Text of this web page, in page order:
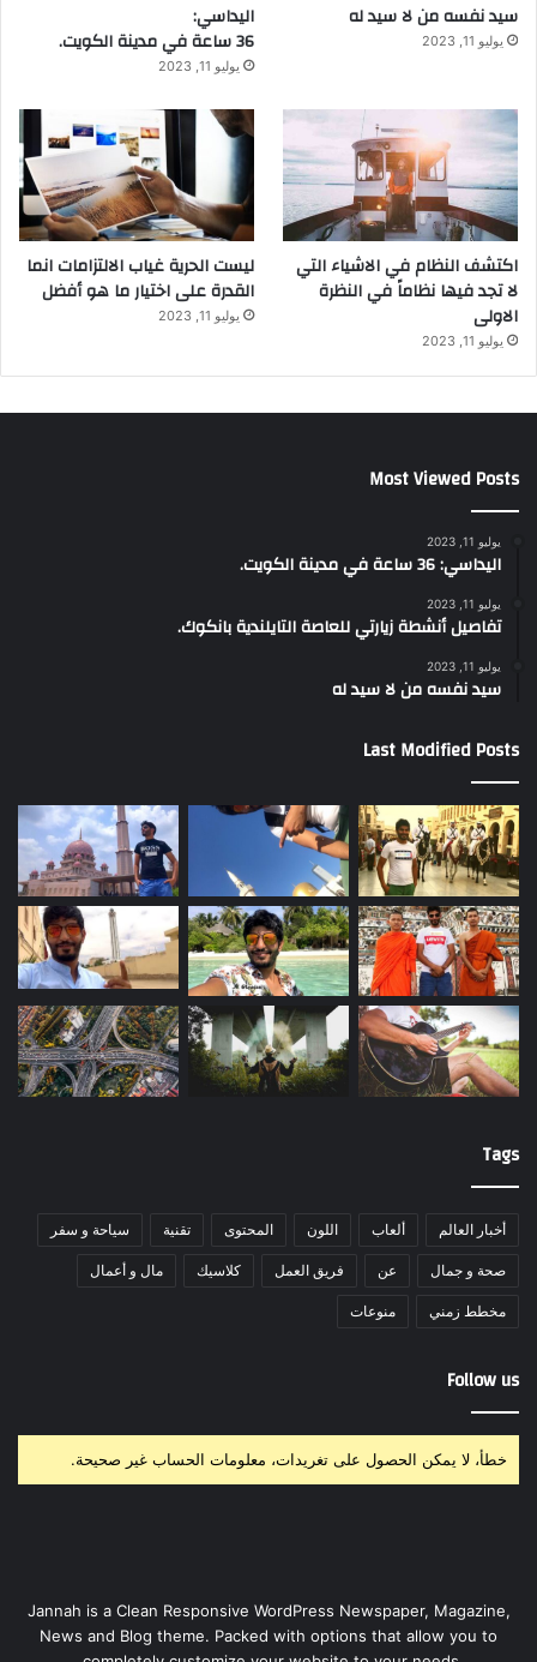
سيد نفسه من لا سيد له
يوليو 11, 2023
اليداسي:
36 ساعة في مدينة الكويت.
يوليو 11, 2023
اكتشف النظام في الاشياء التي
لا تجد فيها نظاماً في النظرة
الاولى
يوليو 11, 2023
ليست الحرية غياب الالتزامات انما
القدرة على اختيار ما هو أفضل
يوليو 11, 2023
Most Viewed Posts
يوليو 11, 2023
اليداسي: 36 ساعة في مدينة الكويت.
يوليو 11, 2023
تفاصيل أنشطة زيارتي للعاصة التايلندية بانكوك.
يوليو 11, 2023
سيد نفسه من لا سيد له
Last Modified Posts
Tags
أخبار العالم ألعاب اللون المحتوى تقنية سياحة و سفر
صحة و جمال عن فريق العمل كلاسيك مال و أعمال
مخطط زمني منوعات
Follow us
خطأ، لا يمكن الحصول على تغريدات، معلومات الحساب غير صحيحة.
Jannah is a Clean Responsive WordPress Newspaper, Magazine,
News and Blog theme. Packed with options that allow you to